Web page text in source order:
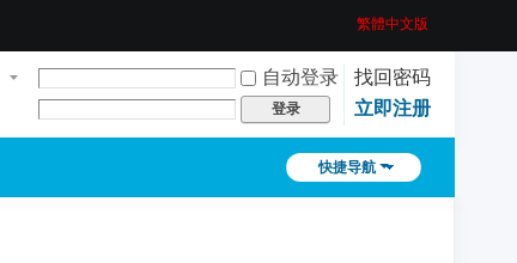
繁體中文版
自动登录
找回密码
登录 立即注册
快捷导航